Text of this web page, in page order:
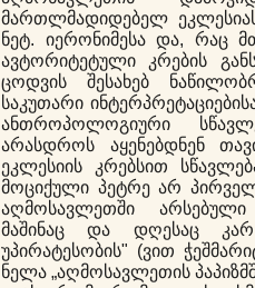
მართლმადიდებელ
ნეტ. იერონიმესა და, რაც
ავტორიტეტული კრების
ცოდვის შესახებ
საკუთარი
ანთროპოლოგიური
არასდროს აყენებდნენ
ეკლესიის კრებსით
მოციქული პეტრე არ
აღმოსავლეთში
მაშინაც და დღესაც
უპირატესობის" (ვით
ნელა „აღმოსავლეთის